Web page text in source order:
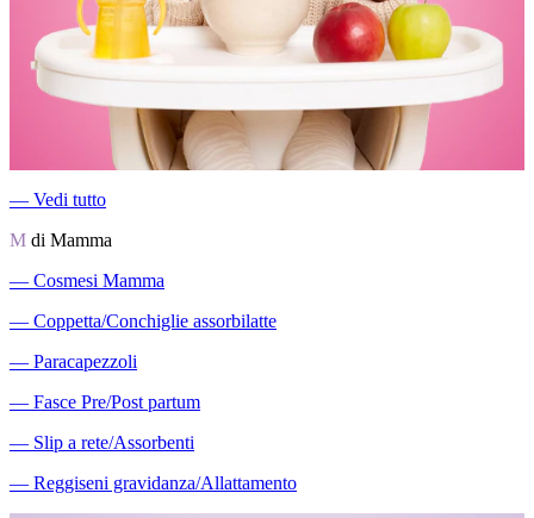
― Vedi tutto
M di Mamma
― Cosmesi Mamma
― Coppetta/Conchiglie assorbilatte
― Paracapezzoli
― Fasce Pre/Post partum
― Slip a rete/Assorbenti
― Reggiseni gravidanza/Allattamento